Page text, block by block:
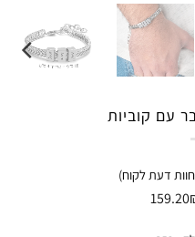
עם קוביות
חוות דעת לקוח)
159.20המחיר